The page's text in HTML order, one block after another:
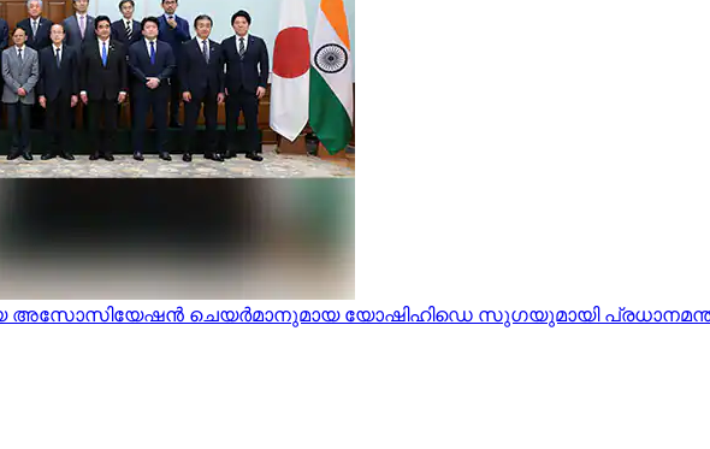
അസോസിയേഷൻ ചെയർമാനുമായ യോഷിഹിഡെ സുഗയുമായി പ്രധാനമന്ത്രി